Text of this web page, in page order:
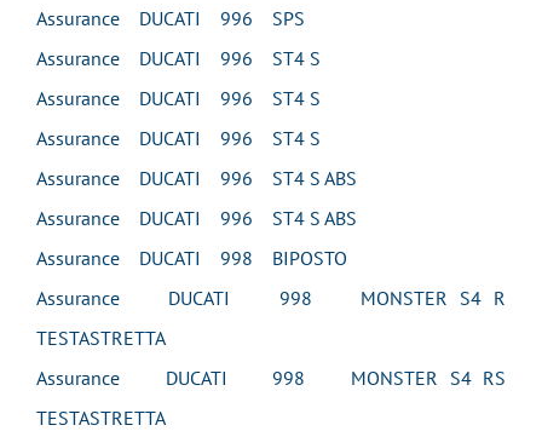
Assurance DUCATI 996 SPS
Assurance DUCATI 996 ST4 S
Assurance DUCATI 996 ST4 S
Assurance DUCATI 996 ST4 S
Assurance DUCATI 996 ST4 S ABS
Assurance DUCATI 996 ST4 S ABS
Assurance DUCATI 998 BIPOSTO
Assurance DUCATI 998 MONSTER S4 R
TESTASTRETTA
Assurance DUCATI 998 MONSTER S4 RS
TESTASTRETTA